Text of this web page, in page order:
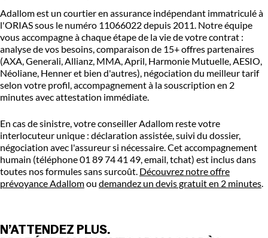
Adallom est un courtier en assurance indépendant immatriculé à
l'ORIAS sous le numéro 11066022 depuis 2011. Notre équipe
vous accompagne à chaque étape de la vie de votre contrat :
analyse de vos besoins, comparaison de 15+ offres partenaires
(AXA, Generali, Allianz, MMA, April, Harmonie Mutuelle, AESIO,
Néoliane, Henner et bien d'autres), négociation du meilleur tarif
selon votre profil, accompagnement à la souscription en 2
minutes avec attestation immédiate.
En cas de sinistre, votre conseiller Adallom reste votre
interlocuteur unique : déclaration assistée, suivi du dossier,
négociation avec l'assureur si nécessaire. Cet accompagnement
humain (téléphone 01 89 74 41 49, email, tchat) est inclus dans
toutes nos formules sans surcoût. Découvrez notre offre
prévoyance Adallomou demandez un devis gratuit en 2 minutes
N’ATTENDEZ PLUS.